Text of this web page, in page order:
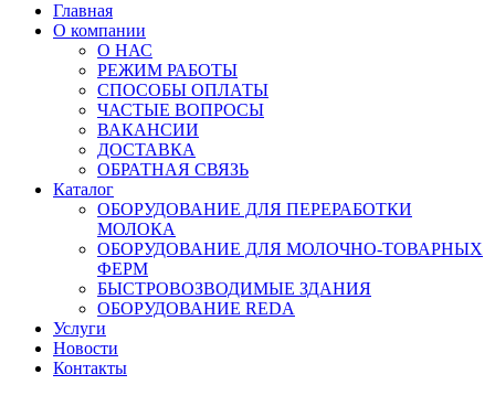
Главная
О компании
О НАС
РЕЖИМ РАБОТЫ
СПОСОБЫ ОПЛАТЫ
ЧАСТЫЕ ВОПРОСЫ
ВАКАНСИИ
ДОСТАВКА
ОБРАТНАЯ СВЯЗЬ
Каталог
ОБОРУДОВАНИЕ ДЛЯ ПЕРЕРАБОТКИ
МОЛОКА
ОБОРУДОВАНИЕ ДЛЯ МОЛОЧНО-ТОВАРНЫХ
ФЕРМ
БЫСТРОВОЗВОДИМЫЕ ЗДАНИЯ
ОБОРУДОВАНИЕ REDA
Услуги
Новости
Контакты